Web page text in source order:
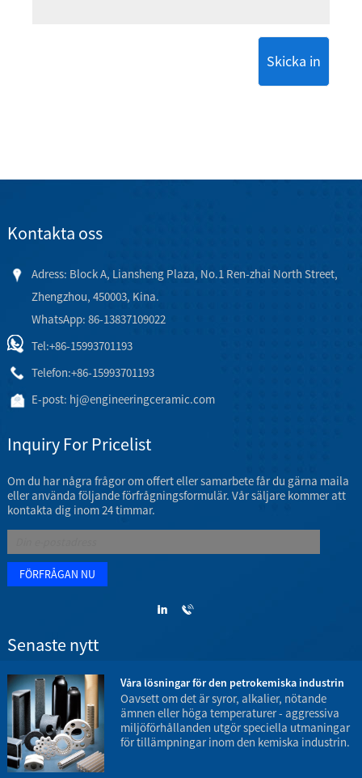
Skicka in
Kontakta oss
Adress: Block A, Liansheng Plaza, No.1 Ren-zhai North Street,
Zhengzhou, 450003, Kina.
WhatsApp: 86-13837109022
Tel:+86-15993701193
Telefon:+86-15993701193
E-post: hj@engineeringceramic.com
Inquiry For Pricelist
Om du har några frågor om offert eller samarbete får du gärna maila
eller använda följande förfrågningsformulär. Vår säljare kommer att
kontakta dig inom 24 timmar.
Senaste nytt
Våra lösningar för den petrokemiska industrin
Oavsett om det är syror, alkalier, nötande
ämnen eller höga temperaturer - aggressiva
miljöförhållanden utgör speciella utmaningar
för tillämpningar inom den kemiska industrin.